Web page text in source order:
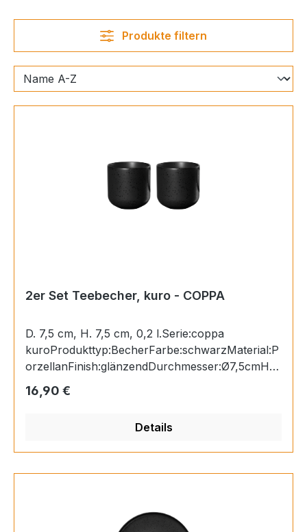
Produkte filtern
2er Set Teebecher, kuro - COPPA
D. 7,5 cm, H. 7,5 cm, 0,2 l.Serie:coppa
kuroProdukttyp:BecherFarbe:schwarzMaterial:P
orzellanFinish:glänzendDurchmesser:Ø7,5cmHö
nengeeignet:Mikrowellengeeignet:Ofengeeignet:G
Regulärer Preis:
16,90 €
Details